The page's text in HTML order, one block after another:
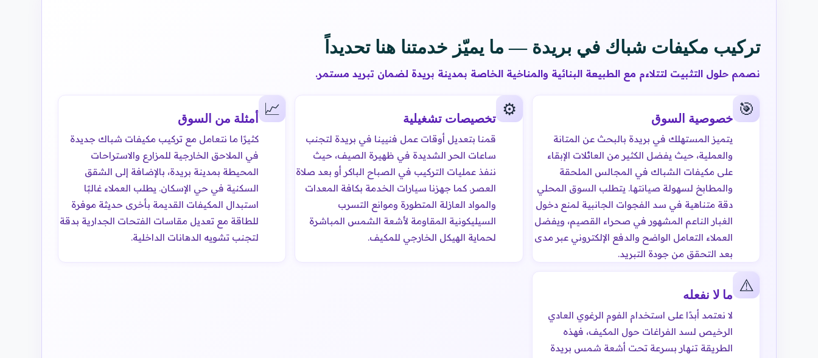
تركيب مكيفات شباك في بريدة — ما يميّز خدمتنا هنا تحديداً
نصمم حلول التثبيت لتتلاءم مع الطبيعة البنائية والمناخية الخاصة بمدينة بريدة لضمان تبريد مستمر.
🎯 خصوصية السوق
يتميز المستهلك في بريدة بالبحث عن المتانة
والعملية، حيث يفضل الكثير من العائلات الإبقاء
على مكيفات الشباك في المجالس الملحقة
والمطابخ لسهولة صيانتها. يتطلب السوق المحلي
دقة متناهية في سد الفجوات الجانبية لمنع دخول
الغبار الناعم المشهور في صحراء القصيم، ويفضل
العملاء التعامل الواضح والدفع الإلكتروني عبر مدى
بعد التحقق من جودة التبريد.
⚙️ تخصيصات تشغيلية
قمنا بتعديل أوقات عمل فنيينا في بريدة لتجنب
ساعات الحر الشديدة في ظهيرة الصيف، حيث
ننفذ عمليات التركيب في الصباح الباكر أو بعد صلاة
العصر. كما جهزنا سيارات الخدمة بكافة المعدات
والمواد العازلة المتطورة وموانع التسرب
السيليكونية المقاومة لأشعة الشمس المباشرة
لحماية الهيكل الخارجي للمكيف.
📈 أمثلة من السوق
كثيرًا ما نتعامل مع تركيب مكيفات شباك جديدة
في الملاحق الخارجية للمزارع والاستراحات
المحيطة بمدينة بريدة، بالإضافة إلى الشقق
السكنية في حي الإسكان. يطلب العملاء غالبًا
استبدال المكيفات القديمة بأخرى حديثة موفرة
للطاقة مع تعديل مقاسات الفتحات الجدارية بدقة
لتجنب تشويه الدهانات الداخلية.
⚠️ ما لا نفعله
لا نعتمد أبدًا على استخدام الفوم الرغوي العادي
الرخيص لسد الفراغات حول المكيف، فهذه
الطريقة تنهار بسرعة تحت أشعة شمس بريدة